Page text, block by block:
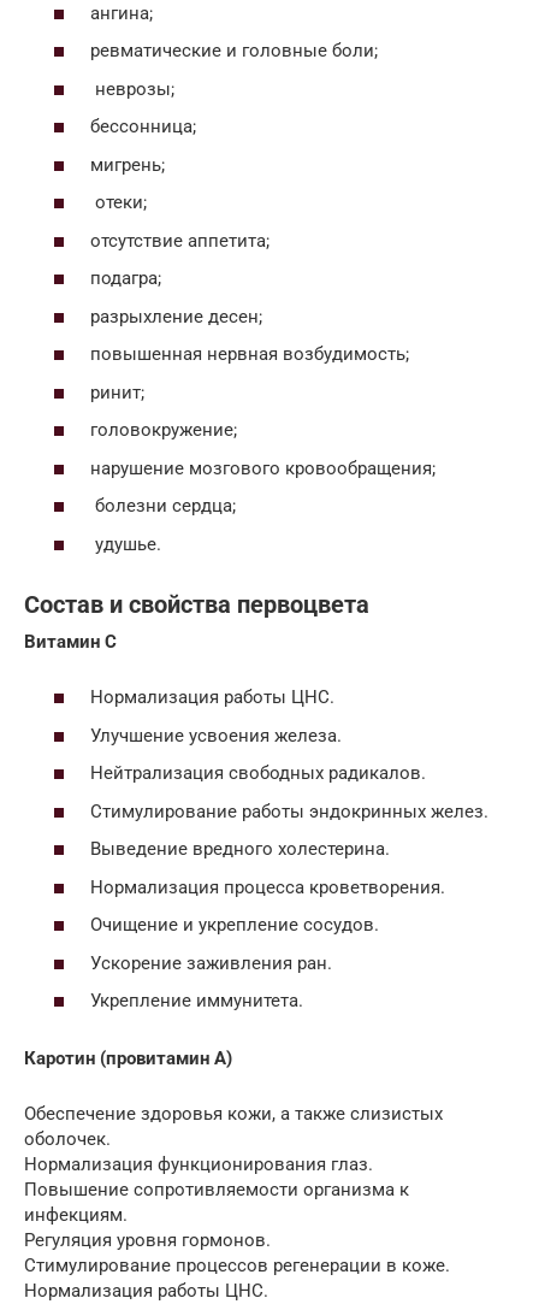
ангина;
ревматические и головные боли;
неврозы;
бессонница;
мигрень;
отеки;
отсутствие аппетита;
подагра;
разрыхление десен;
повышенная нервная возбудимость;
ринит;
головокружение;
нарушение мозгового кровообращения;
болезни сердца;
удушье.
Состав и свойства первоцвета
Витамин С
Нормализация работы ЦНС.
Улучшение усвоения железа.
Нейтрализация свободных радикалов.
Стимулирование работы эндокринных желез.
Выведение вредного холестерина.
Нормализация процесса кроветворения.
Очищение и укрепление сосудов.
Ускорение заживления ран.
Укрепление иммунитета.
Каротин (провитамин А)
Обеспечение здоровья кожи, а также слизистых
оболочек.
Нормализация функционирования глаз.
Повышение сопротивляемости организма к
инфекциям.
Регуляция уровня гормонов.
Стимулирование процессов регенерации в коже.
Нормализация работы ЦНС.